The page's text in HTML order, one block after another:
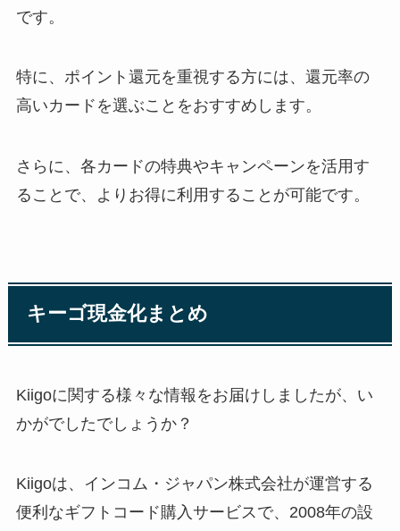
です。
特に、ポイント還元を重視する方には、還元率の
高いカードを選ぶことをおすすめします。
さらに、各カードの特典やキャンペーンを活用す
ることで、よりお得に利用することが可能です。
キーゴ現金化まとめ
Kiigoに関する様々な情報をお届けしましたが、い
かがでしたでしょうか？
Kiigoは、インコム・ジャパン株式会社が運営する
便利なギフトコード購入サービスで、2008年の設